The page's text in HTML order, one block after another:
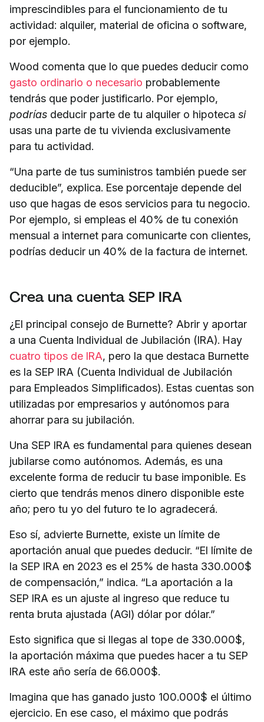
imprescindibles para el funcionamiento de tu
actividad: alquiler, material de oficina o software,
por ejemplo.
Wood comenta que lo que puedes deducir como
gasto ordinario o necesario probablemente
tendrás que poder justificarlo. Por ejemplo,
podrías deducir parte de tu alquiler o hipoteca si
usas una parte de tu vivienda exclusivamente
para tu actividad.
“Una parte de tus suministros también puede ser
deducible”, explica. Ese porcentaje depende del
uso que hagas de esos servicios para tu negocio.
Por ejemplo, si empleas el 40% de tu conexión
mensual a internet para comunicarte con clientes,
podrías deducir un 40% de la factura de internet.
Crea una cuenta SEP IRA
¿El principal consejo de Burnette? Abrir y aportar
a una Cuenta Individual de Jubilación (IRA). Hay
cuatro tipos de IRA, pero la que destaca Burnette
es la SEP IRA (Cuenta Individual de Jubilación
para Empleados Simplificados). Estas cuentas son
utilizadas por empresarios y autónomos para
ahorrar para su jubilación.
Una SEP IRA es fundamental para quienes desean
jubilarse como autónomos. Además, es una
excelente forma de reducir tu base imponible. Es
cierto que tendrás menos dinero disponible este
año; pero tu yo del futuro te lo agradecerá.
Eso sí, advierte Burnette, existe un límite de
aportación anual que puedes deducir. “El límite de
la SEP IRA en 2023 es el 25% de hasta 330.000$
de compensación,” indica. “La aportación a la
SEP IRA es un ajuste al ingreso que reduce tu
renta bruta ajustada (AGI) dólar por dólar.”
Esto significa que si llegas al tope de 330.000$,
la aportación máxima que puedes hacer a tu SEP
IRA este año sería de 66.000$.
Imagina que has ganado justo 100.000$ el último
ejercicio. En ese caso, el máximo que podrás